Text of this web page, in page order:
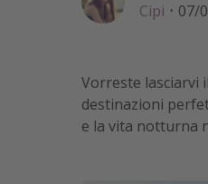
Cipi · 07/
Vorreste lasciarvi
destinazioni
e la vita notturna